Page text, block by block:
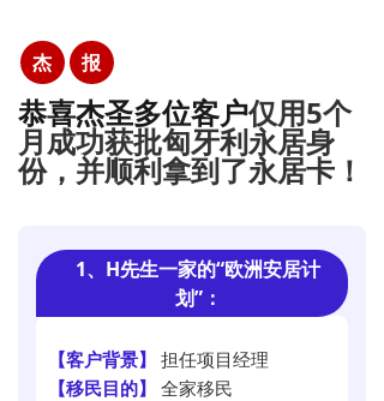
杰 报
恭喜杰圣多位客户仅用5个
月成功获批匈牙利永居身
份，并顺利拿到了永居卡！
1、H先生一家的“欧洲安居计
划”：
【客户背景】 担任项目经理
【移民目的】 全家移民